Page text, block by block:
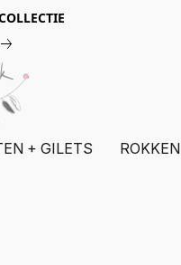
+ GILETS ROKKEN